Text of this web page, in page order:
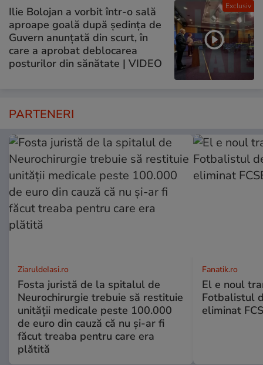
Exclusiv
Ilie Bolojan a vorbit într-o sală
aproape goală după ședința de
Guvern anunțată din scurt, în
care a aprobat deblocarea
posturilor din sănătate | VIDEO
PARTENERI
ZiaruldeIasi.ro
Fosta juristă de la spitalul de
Neurochirurgie trebuie să restituie
unității medicale peste 100.000
de euro din cauză că nu și-ar fi
făcut treaba pentru care era
plătită
Fanatik.ro
El e noul
Fotbalistul
eliminat